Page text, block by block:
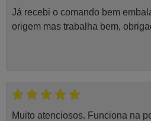
Já recebi o comando bem
origem mas trabalha bem,
Muito atenciosos. Funciona na